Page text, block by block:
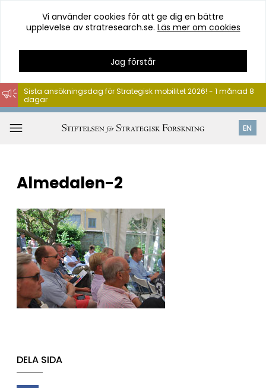
Hoppa
till
innehåll
Vi använder cookies för att ge dig en bättre
upplevelse av stratresearch.se. Läs mer om cookies
Jag förstår
EN
Sista ansökningsdag för Strategisk mobilitet 2026! - 1 månad 8
dagar
Almedalen-2
DELA SIDA